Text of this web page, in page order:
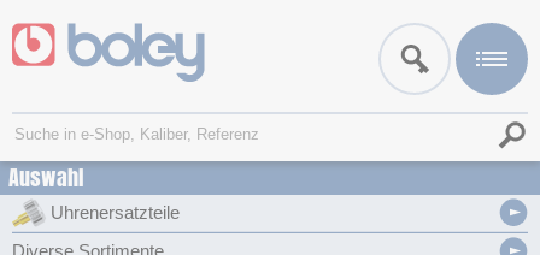
Auswahl
Uhrenersatzteile
Diverse Sortimente